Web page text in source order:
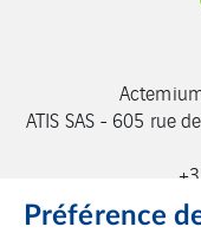
ATIS SAS - 605 rue
Préférence